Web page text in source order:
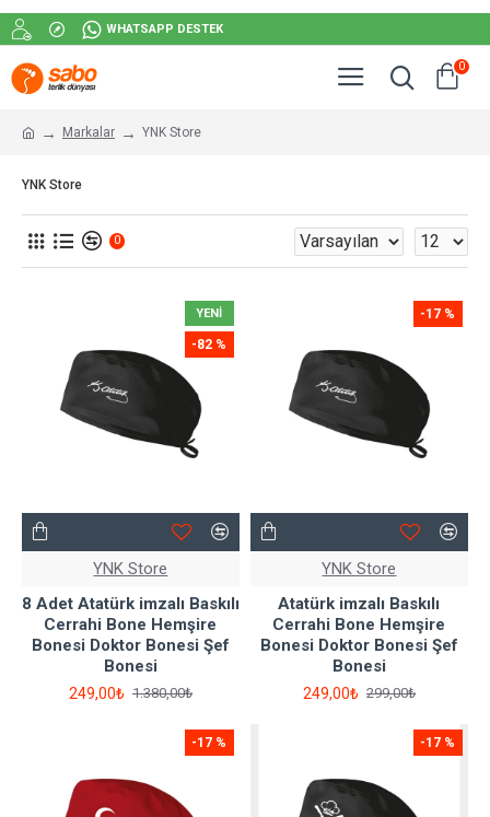
WHATSAPP DESTEK
0
Markalar YNK Store
YNK Store
0
YENİ
-82 %
YNK Store
8 Adet Atatürk imzalı Baskılı
Cerrahi Bone Hemşire
Bonesi Doktor Bonesi Şef
Bonesi
249,00₺ 1.380,00₺
-17 %
YNK Store
Atatürk imzalı Baskılı
Cerrahi Bone Hemşire
Bonesi Doktor Bonesi Şef
Bonesi
249,00₺ 299,00₺
-17 % -17 %